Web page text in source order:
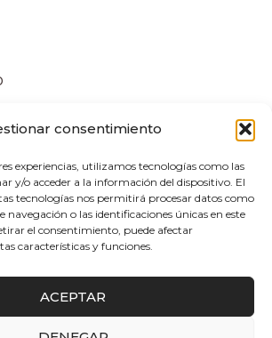
consentimiento
experiencias, utilizamos tecnologías como las
y/o acceder a la información del dispositivo. El
tecnologías nos permitirá procesar datos como
o las identificaciones únicas en este
el consentimiento, puede afectar
características y funciones.
ACEPTAR
y devoluciones